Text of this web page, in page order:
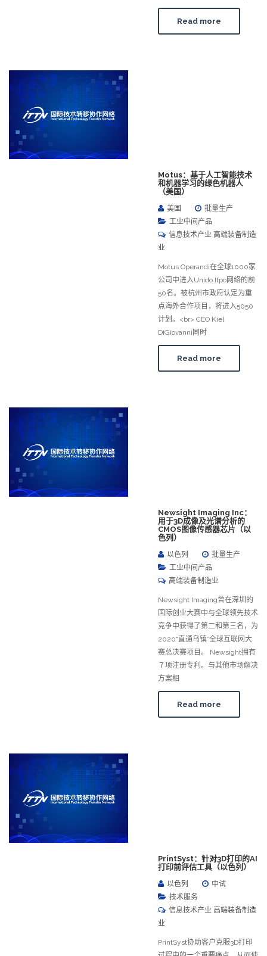
Read more
Motus：基于人工智能技术
和机器学习的绿色机器人
（美国）
美国
批量生产
工业中间产品
信息技术产业 高端装备制造
业
Motus Operandi在全球1000家
公司中进入Unido Itpo网络的前
50名。被杭州市政府认定为重
点海外合作项目，将进入5050
计划。<br> CEO Kiel
DiGiovanni同时
Read more
Newsight Imaging Inc：
用于3D成像及光谱分析的
CMOS图像传感器芯片（以
色列）
以色列
批量生产
工业中间产品
高端装备制造业
Newsight Imaging曾在深圳的
国际创业大赛中与全球领先技术
竞争中获得了第二和第三名，为
2020“直通乌镇”全球互联网大
赛总决赛项目。 Newsight拥有
７项注册专利。与其他市场解决
方案相
Read more
PrintSyst：针对3D打印的AI
打印前评估工具（以色列）
以色列
中试
技术服务
信息技术产业 高端装备制造
业
PrintSyst协助客户克服3D打印